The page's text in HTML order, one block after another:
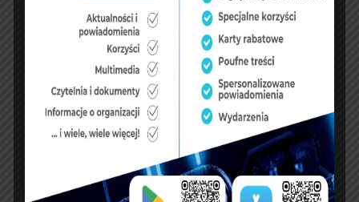
sformułować dezyderat.- Byśmy sobie otworzyli
następny etap debaty – poprzez dezyderat.
W odpowiedzi na dezyderat MSWiA może jasno
przedstawić, jakie elementy są
w opracowywaniu, jakie są stanowiska
poszczególnych służb a wreszcie w jakich
terminach to się dokona. Żeby był jasny ten plan
i perspektywa jego realizacji.